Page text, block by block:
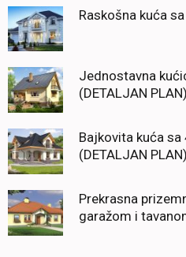
Raskošna kuća
Jednostavna
(DETALJAN PLAN)
Bajkovita kuća
(DETALJAN PLAN)
Prekrasna
garažom i